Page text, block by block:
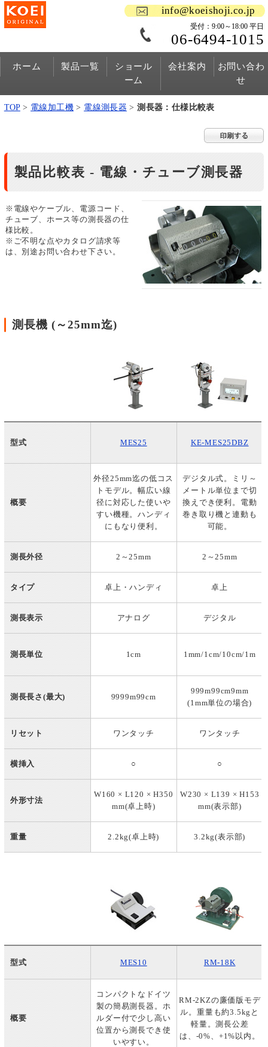
info@koeishoji.co.jp
受付：9:00～18:00 平日
06-6494-1015
ホーム 製品一覧
ショール
ーム
会社案内
お問い合わ
せ
TOP> 電線加工機> 電線測長器 >測長器：仕様比較表
製品比較表 - 電線・チューブ測長器
※電線やケーブル、電源コード、
チューブ、ホース等の測長器の仕
様比較。
※ご不明な点やカタログ請求等
は、別途お問い合わせ下さい。
測長機 (～25mm迄)
型式 MES25 KE-MES25DBZ
概要
外径25mm迄の低コス
トモデル。幅広い線
径に対応した使いや
すい機種。ハンディ
にもなり便利。
デジタル式。ミリ～
メートル単位まで切
換えでき便利。電動
巻き取り機と連動も
可能。
測長外径 2～25mm 2～25mm
タイプ 卓上・ハンディ 卓上
測長表示 アナログ デジタル
測長単位 1cm 1mm/1cm/10cm/1m
測長長さ(最大) 9999m99cm
999m99cm9mm
(1mm単位の場合)
リセット ワンタッチ ワンタッチ
横挿入 ○ ○
外形寸法
W160 × L120 × H350
mm(卓上時)
W230 × L139 × H153
mm(表示部)
重量 2.2kg(卓上時) 3.2kg(表示部)
型式 MES10 RM-18K
概要
コンパクトなドイツ
製の簡易測長器。ホ
ルダー付で少し高い
位置から測長でき使
いやすい。
RM-2KZの廉価版モデ
ル。重量も約3.5kgと
軽量。測長公差
は、-0%、+1%以内。